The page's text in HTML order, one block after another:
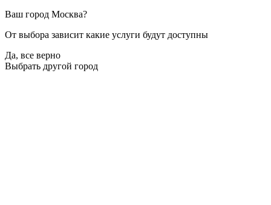
Ваш город Москва?
От выбора зависит какие услуги будут доступны
Да, все верно
Выбрать другой город